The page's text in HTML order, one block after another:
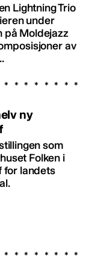
Lightning Trio
under
på Moldejazz
av
ny
som
Folken i
for landets